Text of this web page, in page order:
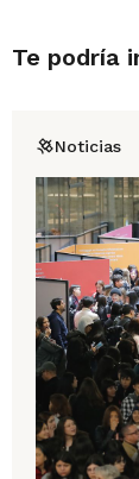
Te podría
Noticias